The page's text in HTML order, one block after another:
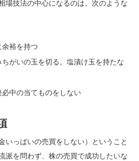
場技法の中心になるのは、次のような
裕を持つ
がいの玉を切る。塩漬け玉を持たな
中の当てものをしない
いっぱいの売買をしない）ということ
派を問わず、株の売買で成功したいな